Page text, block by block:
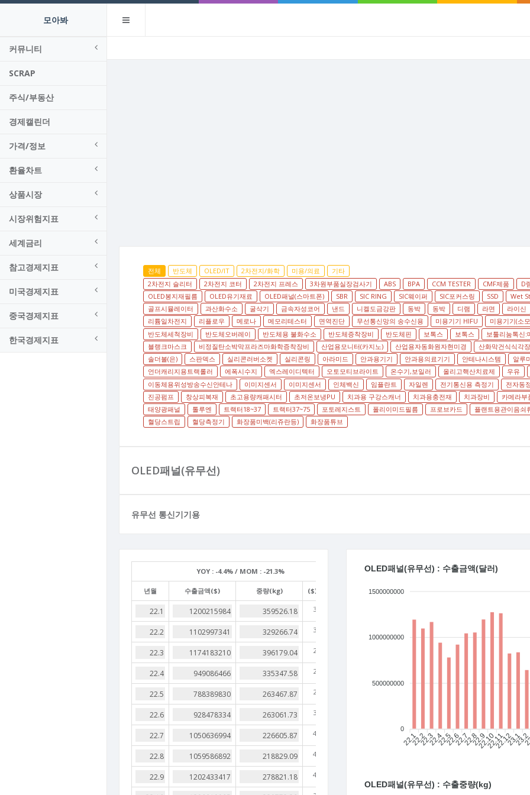
모아봐
커뮤니티
SCRAP
주식/부동산
경제캘린더
가격/정보
환율차트
상품시장
시장위험지표
세계금리
참고경제지표
미국경제지표
중국경제지표
한국경제지표
전체 반도체 OLED/IT 2차전지/화학 미용/의료
기타
2차전지 슬리터
2차전지 코터 2차전지 프레스 3차원부품실장검사기 ABS BPA CCM TESTER CMF제품 D
OLED봉지재필름
OLED유기재료 OLED패널(스마트폰) SBR SIC RING SIC웨이퍼 SIC포커스링 SSD Wet
골프시뮬레이터
과산화수소 굴삭기 금속자성코어 낸드 니켈도금강판 동박 동박 디램 라면 라이신
리튬일차전지
리플로우 메로나 메모리테스터 면역진단 무선통신망의 송수신용 미용기기 HIFU 미용기기(소
반도체세척장비
반도체오버레이 반도체용 불화수소 반도체증착장비 반도체핀 보톡스 보톡스 보툴리눔톡신:
블랭크마스크
비정질탄소박막프라즈마화학증착장비 산업용모니터(카지노) 산업용자동화원자현미경 산화막건식식각
솔더볼(은)
스판덱스 실리콘러버소켓 실리콘링 아라미드 안과용기기 안과용의료기기 안테나시스템 알루
언더캐리지용트랙롤러
에폭시수지 엑스레이디텍터 오토모티브라이트 온수기,보일러 올리고핵산치료제 우유
이동체용위성방송수신안테나
이미지센서 이미지센서 인체백신 임플란트 자일렌 전기통신용 측정기 전자동
진공펌프
창상피복재 초고용량캐패시터 초저온보냉PU 치과용 구강스캐너 치과용충전재 치과장비 카메라부
태양광패널
톨루엔 트랙터18~37 트랙터37~75 포토레지스트 폴리이미드필름 프로브카드 플랜트용관이음쇠
혈당스트립
혈당측정기 화장품미백(리쥬란등) 화장품튜브
OLED패널(유무선)
유무선 통신기기용
YOY :-4.4% / MOM :-21.3%
년월 수출금액($) 중량(kg) ($)/(kg)
3,338
3,350
2,964
2,830
2,992
3,530
4,636
4,842
4,313
OLED패널(유무선) : 수출금액(달러)
1500000000
1000000000
500000000
0
22.122.222.322.422.522.622.722.822.9
22.1022.1122.1223.123.2
OLED패널(유무선) : 수출중량(kg)